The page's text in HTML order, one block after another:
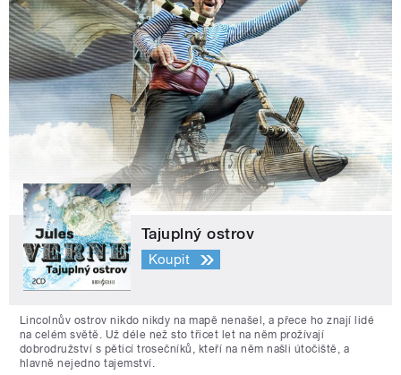
Tajuplný ostrov
Koupit
Lincolnův ostrov nikdo nikdy na mapě nenašel, a přece ho znají lidé
na celém světě. Už déle než sto třicet let na něm prožívají
dobrodružství s pěticí trosečníků, kteří na něm našli útočiště, a
hlavně nejedno tajemství.